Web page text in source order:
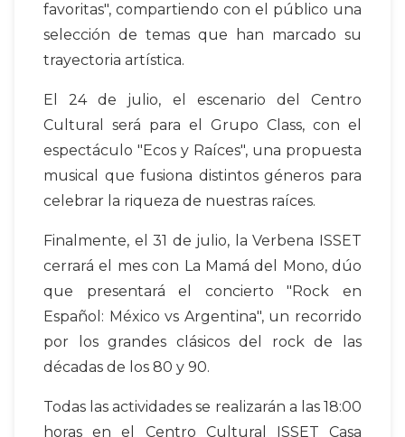
favoritas", compartiendo con el público una
selección de temas que han marcado su
trayectoria artística.
El 24 de julio, el escenario del Centro
Cultural será para el Grupo Class, con el
espectáculo "Ecos y Raíces", una propuesta
musical que fusiona distintos géneros para
celebrar la riqueza de nuestras raíces.
Finalmente, el 31 de julio, la Verbena ISSET
cerrará el mes con La Mamá del Mono, dúo
que presentará el concierto "Rock en
Español: México vs Argentina", un recorrido
por los grandes clásicos del rock de las
décadas de los 80 y 90.
Todas las actividades se realizarán a las 18:00
horas en el Centro Cultural ISSET Casa